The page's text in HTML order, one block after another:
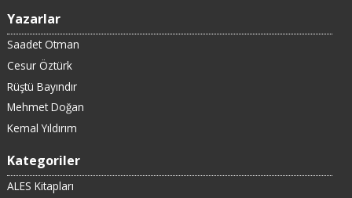
Yazarlar
Saadet Otman
Cesur Öztürk
Rüştü Bayındır
Mehmet Doğan
Kemal Yıldırım
Kategoriler
ALES Kitapları